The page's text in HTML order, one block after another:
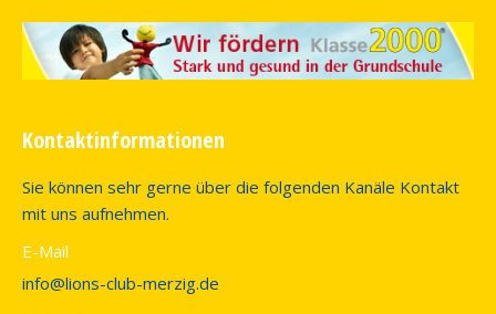
Kontaktinformationen
Sie können sehr gerne über die folgenden Kanäle Kontakt
mit uns aufnehmen.
E-Mail
info@lions-club-merzig.de